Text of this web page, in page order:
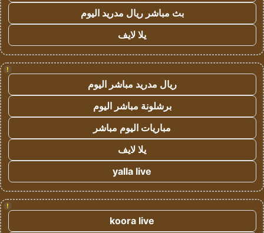
بث مباشر ريال مدريد اليوم
يلا لايف
!
ريال مدريد مباشر اليوم
برشلونة مباشر اليوم
مباريات اليوم مباشر
يلا لايف
yalla live
!
koora live